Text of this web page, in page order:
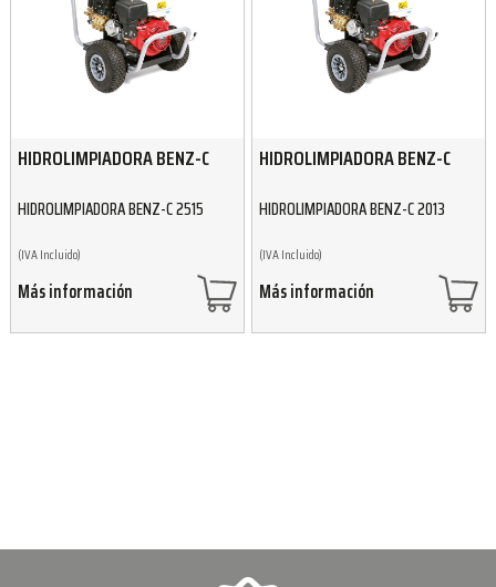
HIDROLIMPIADORA BENZ-C
HIDROLIMPIADORA BENZ-C 2515
(IVA Incluido)
Más información
HIDROLIMPIADORA BENZ-C
HIDROLIMPIADORA BENZ-C 2013
(IVA Incluido)
Más información